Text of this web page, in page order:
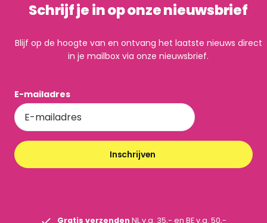
Schrijf je in op onze nieuwsbrief
Blijf op de hoogte van en ontvang het laatste nieuws direct
in je mailbox via onze nieuwsbrief.
E-mailadres
Inschrijven
Gratis verzenden NL v.a. 35,- en BE v.a. 50,-